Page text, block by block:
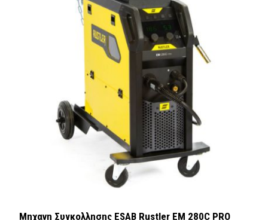
Μηχανη Συγκολλησης ESAB Rustler EM 280C PRO